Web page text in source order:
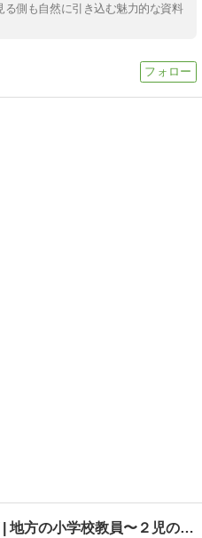
側も自然に引き込む魅力的な資料
もくぶれブログ | 地方の小学校教員〜２児の父〜